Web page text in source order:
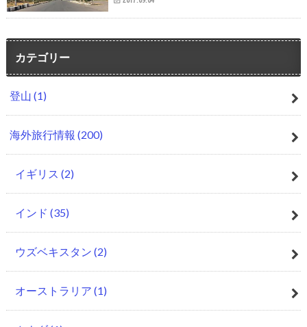
カテゴリー
登山 (1)
海外旅行情報 (200)
イギリス (2)
インド (35)
ウズベキスタン (2)
オーストラリア (1)